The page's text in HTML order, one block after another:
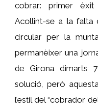
cobrar: primer
Acollint-se a la falta
circular per la
permanèixer una
de Girona dimarts
solució, però
l’estil del “cobrador